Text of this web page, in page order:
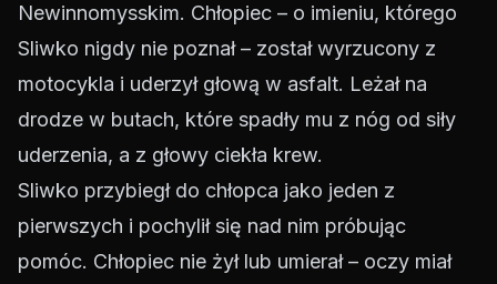
Newinnomysskim. Chłopiec – o imieniu, którego
Sliwko nigdy nie poznał – został wyrzucony z
motocykla i uderzył głową w asfalt. Leżał na
drodze w butach, które spadły mu z nóg od siły
uderzenia, a z głowy ciekła krew.
Sliwko przybiegł do chłopca jako jeden z
pierwszych i pochylił się nad nim próbując
pomóc. Chłopiec nie żył lub umierał – oczy miał